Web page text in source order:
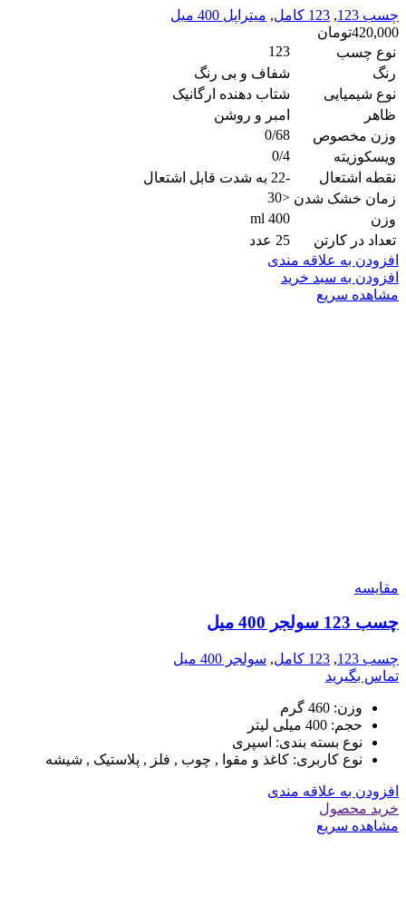
چسب 123 , 123 کامل , میتراپل 400 میل
420,000تومان
نوع چسب
123
رنگ
شفاف و بی رنگ
نوع شیمیایی
شتاب دهنده ارگانیک
ظاهر
امبر و روشن
وزن مخصوص
0/68
ویسکوزیته
0/4
نقطه اشتعال
-22 به شدت قابل اشتعال
زمان خشک شدن <30
وزن
400 ml
تعداد در کارتن
25 عدد
افزودن به علاقه مندی
افزودن به سبد خرید
مشاهده سریع
مقایسه
چسب 123 سولجر 400 میل
چسب 123 , 123 کامل , سولجر 400 میل
تماس بگیرید
وزن: 460 گرم
حجم: 400 میلی لیتر
نوع بسته بندی: اسپری
نوع کاربری: کاغذ و مقوا , چوب , فلز , پلاستیک , شیشه
افزودن به علاقه مندی
خرید محصول
مشاهده سریع